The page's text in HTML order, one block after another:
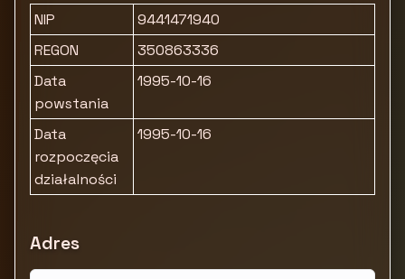
NIP
9441471940
REGON
350863336
Data
powstania
1995-10-16
Data
rozpoczęcia
działalności
1995-10-16
Adres